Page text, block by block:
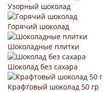
Узорный шоколад
Горячий шоколад
Шоколадные плитки
Шоколад без сахара
Крафтовый шоколад 50 гр